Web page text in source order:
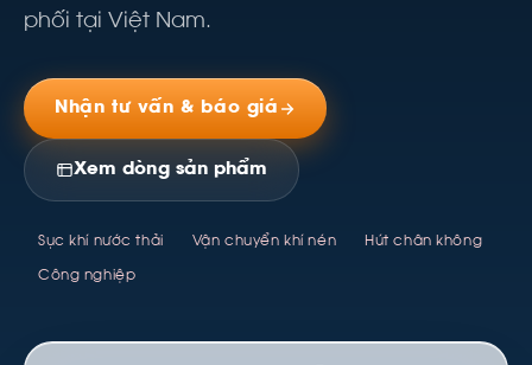
phối tại Việt Nam.
Nhận tư vấn & báo giá
Xem dòng sản phẩm
Sục khí nước thải Vận chuyển khí nén Hút chân không
Công nghiệp